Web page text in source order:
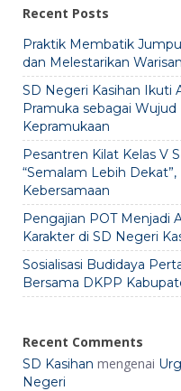
Recent Posts
Praktik Membatik
dan Melestarikan
SD Negeri Kasihan Ikuti
Pramuka sebagai
Kepramukaan
Pesantren Kilat Kelas V
“Semalam Lebih
Kebersamaan
Pengajian POT Menjadi
Karakter di SD Negeri
Sosialisasi Budidaya
Bersama DKPP
Recent Comments
SD Kasihan mengenai
Negeri